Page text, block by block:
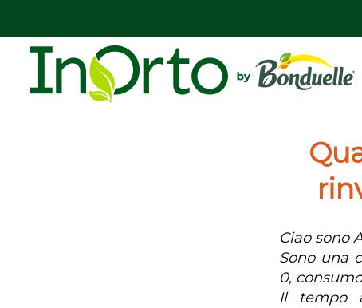
Ciao sono
Sono una
0,
Il tempo